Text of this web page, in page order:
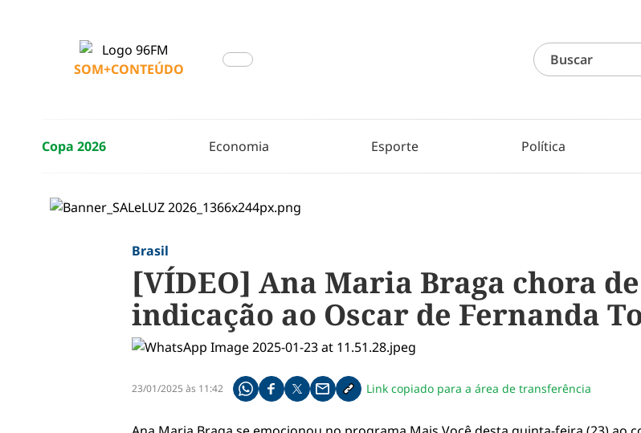
SOM+CONTEÚDO
Copa 2026 Economia Esporte Política
Brasil
[VÍDEO] Ana Maria Braga chora
indicação ao Oscar de Fernanda
23/01/2025 às 11:42 Compartilhe pelo whatsapp
Compartilhar no facebook
Compartilhar no twitter
Compartilhe pelo email
Copiar link da notícia
Link copiado para a área de transferência